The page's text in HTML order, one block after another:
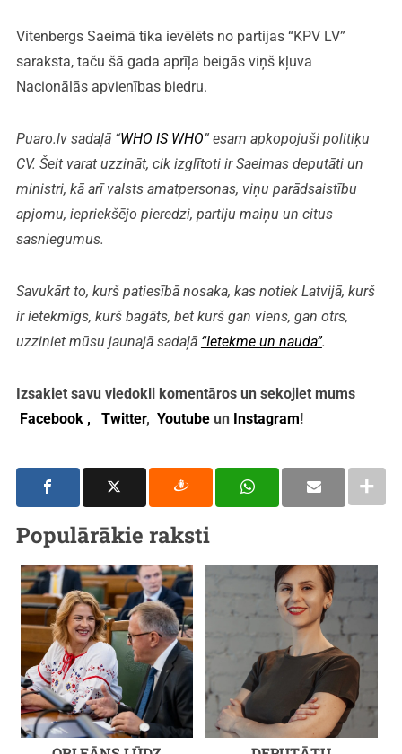
Vitenbergs Saeimā tika ievēlēts no partijas “KPV LV”
saraksta, taču šā gada aprīļa beigās viņš kļuva
Nacionālās apvienības biedru.
Puaro.lv sadaļā “WHO IS WHO” esam apkopojuši politiķu
CV. Šeit varat uzzināt, cik izglītoti ir Saeimas deputāti un
ministri, kā arī valsts amatpersonas, viņu parādsaistību
apjomu, iepriekšējo pieredzi, partiju maiņu un citus
sasniegumus.
Savukārt to, kurš patiesībā nosaka, kas notiek Latvijā, kurš
ir ietekmīgs, kurš bagāts, bet kurš gan viens, gan otrs,
uzziniet mūsu jaunajā sadaļā “Ietekme un nauda”.
Izsakiet savu viedokli komentāros un sekojiet mums
Facebook ,
Twitter, Youtube un Instagram!
Populārākie raksti